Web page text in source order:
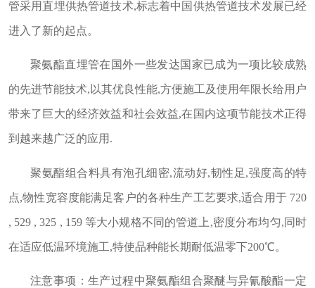
管采用直埋供热管道技术,标志着中国供热管道技术发展已经
进入了新的起点。
聚氨酯直埋管在国外一些发达国家已成为一项比较成熟
的先进节能技术,以其优良性能,方便施工及使用年限长给用户
带来了巨大的经济效益和社会效益,在国内这项节能技术正得
到越来越广泛的应用.
聚氨酯组合料具有泡孔细密,流动好,韧性足,强度高的特
点,物性宽容度能满足客户的各种生产工艺要求,适合用于 720
, 529 , 325 , 159 等大小规格不同的管道上,密度分布均匀,同时
在适应低温环境施工,特使品种能长期耐低温零下200℃。
注意事项：生产过程中聚氨酯组合聚醚与异氰酸酯一定